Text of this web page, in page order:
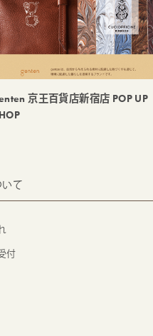
京王百貨店新宿店 POP UP
いて
付